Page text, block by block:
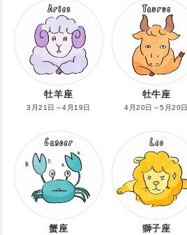
牡羊座
3月21日～4月19日
牡牛座
4月20日～5月20日
蟹座 獅子座